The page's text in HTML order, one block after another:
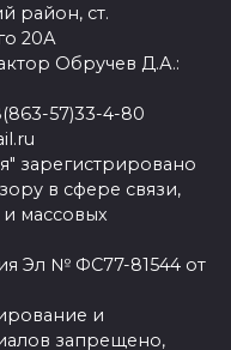
район, ст.
20А
Обручев Д.А.:
57)33-4-80
зарегистрировано
в сфере связи,
массовых
Эл № ФС77-81544 от
и
запрещено,